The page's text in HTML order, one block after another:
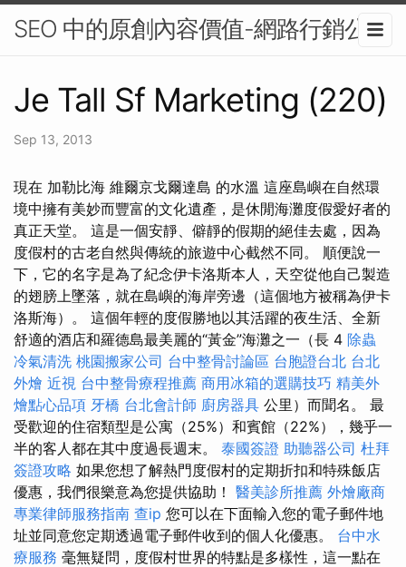
SEO 中的原創內容價值-網路行銷公司
Je Tall Sf Marketing (220)
Sep 13, 2013
現在 加勒比海 維爾京戈爾達島 的水溫 這座島嶼在自然環
境中擁有美妙而豐富的文化遺產，是休閒海灘度假愛好者的
真正天堂。 這是一個安靜、僻靜的假期的絕佳去處，因為
度假村的古老自然與傳統的旅遊中心截然不同。 順便說一
下，它的名字是為了紀念伊卡洛斯本人，天空從他自己製造
的翅膀上墜落，就在島嶼的海岸旁邊（這個地方被稱為伊卡
洛斯海）。 這個年輕的度假勝地以其活躍的夜生活、全新
舒適的酒店和羅德島最美麗的“黃金”海灘之一（長 4 除蟲
冷氣清洗 桃園搬家公司 台中整骨討論區 台胞證台北 台北
外燴 近視 台中整骨療程推薦 商用冰箱的選購技巧 精美外
燴點心品項 牙橋 台北會計師 廚房器具 公里）而聞名。 最
受歡迎的住宿類型是公寓（25%）和賓館（22%），幾乎一
半的客人都在其中度過長週末。 泰國簽證 助聽器公司 杜拜
簽證攻略 如果您想了解熱門度假村的定期折扣和特殊飯店
優惠，我們很樂意為您提供協助！ 醫美診所推薦 外燴廠商
專業律師服務指南 查ip 您可以在下面輸入您的電子郵件地
址並同意您定期透過電子郵件收到的個人化優惠。 台中水
療服務 毫無疑問，度假村世界的特點是多樣性，這一點在